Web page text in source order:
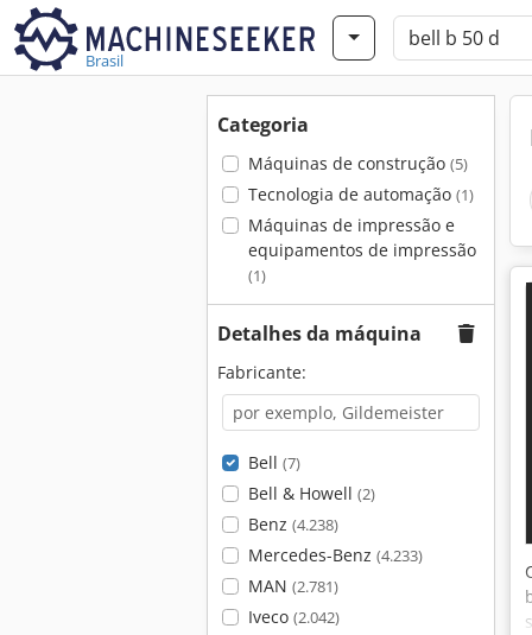
Brasil
Categoria
Máquinas de construção (5)
Tecnologia de automação (1)
Máquinas de impressão e
equipamentos de impressão
(1)
Detalhes da máquina
Fabricante:
Bell (7)
Bell & Howell (2)
Benz (4.238)
Mercedes-Benz (4.233)
MAN (2.781)
Iveco (2.042)